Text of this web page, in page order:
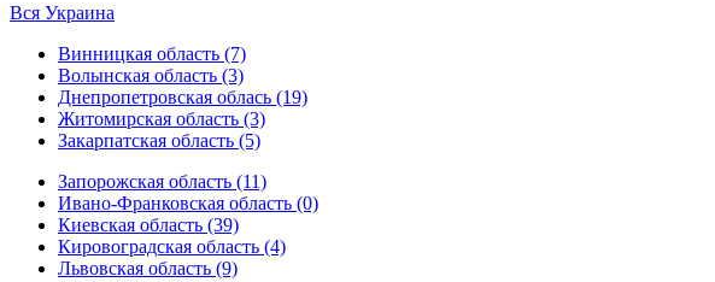
Вся Украина
Винницкая область (7)
Волынская область (3)
Днепропетровская облась (19)
Житомирская область (3)
Закарпатская область (5)
Запорожская область (11)
Ивано-Франковская область (0)
Киевская область (39)
Кировоградская область (4)
Львовская область (9)